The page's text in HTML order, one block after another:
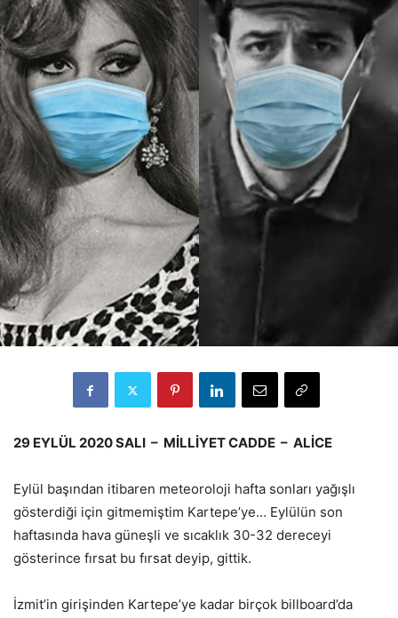
29 EYLÜL 2020 SALI – MİLLİYET CADDE – ALİCE
Eylül başından itibaren meteoroloji hafta sonları yağışlı
gösterdiği için gitmemiştim Kartepe’ye… Eylülün son
haftasında hava güneşli ve sıcaklık 30-32 dereceyi
gösterince fırsat bu fırsat deyip, gittik.
İzmit’in girişinden Kartepe’ye kadar birçok billboard’da